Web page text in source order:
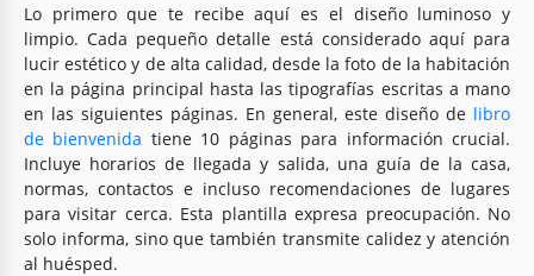
Lo primero que te recibe aquí es el diseño luminoso y
limpio. Cada pequeño detalle está considerado aquí para
lucir estético y de alta calidad, desde la foto de la habitación
en la página principal hasta las tipografías escritas a mano
en las siguientes páginas. En general, este diseño de libro
de bienvenida tiene 10 páginas para información crucial.
Incluye horarios de llegada y salida, una guía de la casa,
normas, contactos e incluso recomendaciones de lugares
para visitar cerca. Esta plantilla expresa preocupación. No
solo informa, sino que también transmite calidez y atención
al huésped.